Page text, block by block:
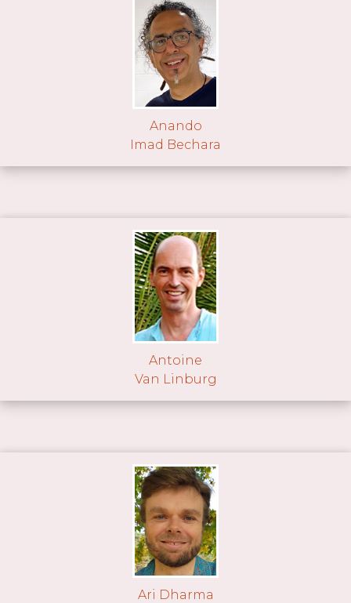
Anando
Imad Bechara
Antoine
Van Linburg
Ari Dharma